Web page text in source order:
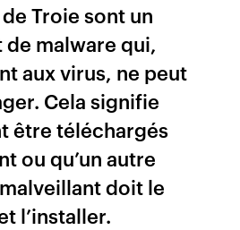
Troie sont un
malware qui,
aux virus, ne peut
Cela signifie
être téléchargés
ou qu’un autre
doit le
l’installer.